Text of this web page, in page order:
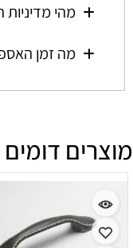
מהי מדיניות
מה זמן
מוצרים דומים